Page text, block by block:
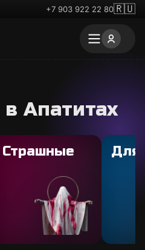
+7 903 922 22 80🇷🇺
Апатитах
Страшные Для